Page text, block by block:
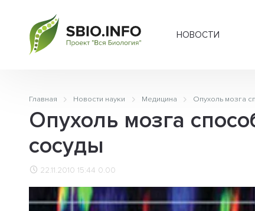
НОВОСТИ
Главная Новости науки Медицина Опухоль мозга
Опухоль мозга
сосуды
22.11.2010 15:44 0.00